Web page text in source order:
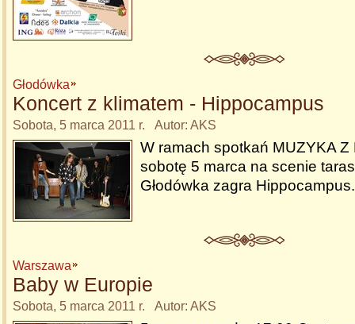
Głodówka
Koncert z klimatem - Hippocampus
Sobota, 5 marca 2011 r. Autor: AKS
W ramach spotkań MUZYKA Z
sobotę 5 marca na scenie
Głodówka zagra
Warszawa
Baby w Europie
Sobota, 5 marca 2011 r. Autor: AKS